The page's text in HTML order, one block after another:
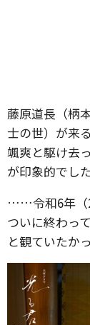
藤原道長（柄
士の世）が来
颯爽と駆け去
が印象的でした
……令和6年（
ついに終わっ
と観ていたか